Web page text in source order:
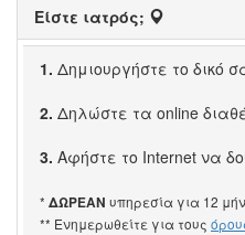
Είστε ιατρός;
1. Δημιουργήστε το δικό
2. Δηλώστε τα online
3. Αφήστε το Internet να
* ΔΩΡΕΑΝ υπηρεσία για 12
** Ενημερωθείτε για τους